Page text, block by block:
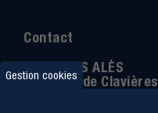
Contact
IMT MINES ALÈS
6 Avenue de Clavières
Gestion cookies